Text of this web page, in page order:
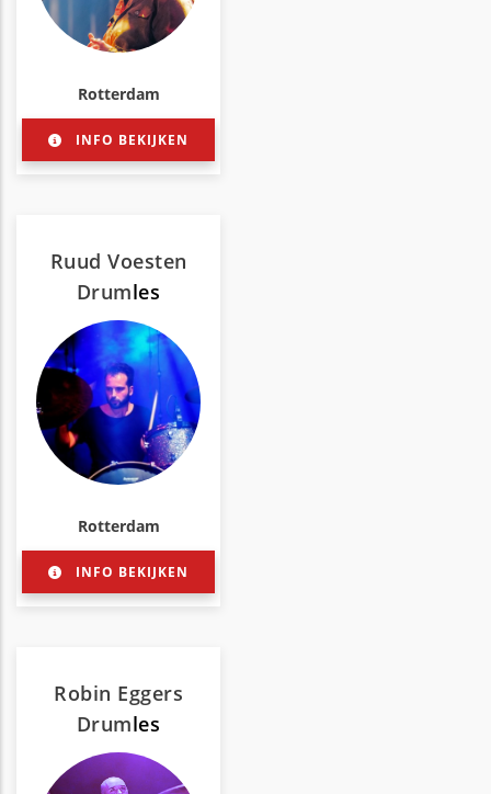
Rotterdam
INFO BEKIJKEN
Ruud Voesten
Drumles
Rotterdam
INFO BEKIJKEN
Robin Eggers
Drumles